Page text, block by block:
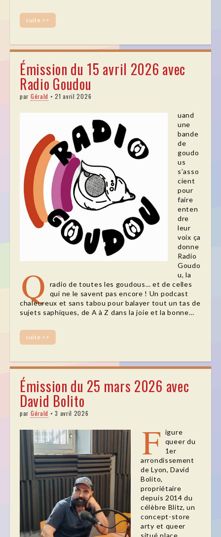
suite >>
Émission du 15 avril 2026 avec
Radio Goudou
par Gérald •21 avril 2026
Q
uand
une
bande
de
goudo
us
s’asso
cient
pour
faire
enten
dre
leur
voix ça
donne
Radio
Goudo
u, la
radio de toutes les goudous… et de celles
qui ne le savent pas encore ! Un podcast
chaleureux et sans tabou pour balayer tout un tas de
sujets saphiques, de A à Z dans la joie et la bonne…
suite >>
Émission du 25 mars 2026 avec
David Bolito
par Gérald •3 avril 2026
F igure
queer du
1er
arrondissement
de Lyon, David
Bolito,
propriétaire
depuis 2014 du
célèbre Blitz, un
concept-store
arty et queer
situé place